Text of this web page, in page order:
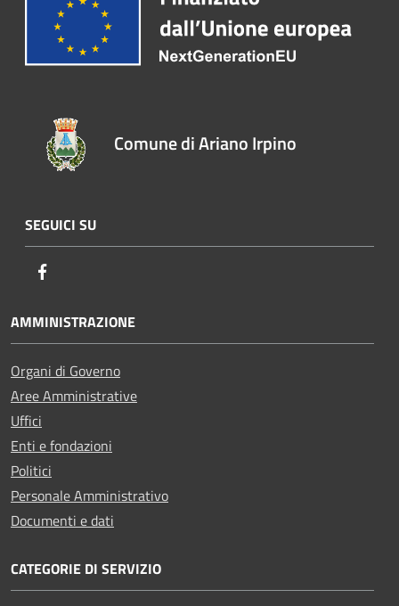
Comune di Ariano Irpino
SEGUICI SU
AMMINISTRAZIONE
Organi di Governo
Aree Amministrative
Uffici
Enti e fondazioni
Politici
Personale Amministrativo
Documenti e dati
CATEGORIE DI SERVIZIO